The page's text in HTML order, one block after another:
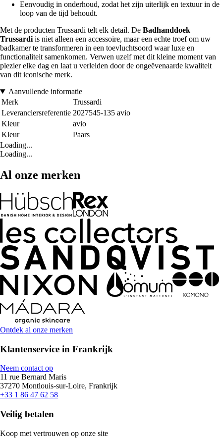
Eenvoudig in onderhoud, zodat het zijn uiterlijk en textuur in de
loop van de tijd behoudt.
Met de producten Trussardi telt elk detail. De Badhanddoek
Trussardi is niet alleen een accessoire, maar een echte troef om uw
badkamer te transformeren in een toevluchtsoord waar luxe en
functionaliteit samenkomen. Verwen uzelf met dit kleine moment van
plezier elke dag en laat u verleiden door de ongeëvenaarde kwaliteit
van dit iconische merk.
Aanvullende informatie
Merk
Trussardi
Leveranciersreferentie 2027545-135 avio
Kleur
avio
Kleur
Paars
Loading...
Loading...
Al onze merken
Ontdek al onze merken
Klantenservice in Frankrijk
Neem contact op
11 rue Bernard Maris
37270 Montlouis-sur-Loire, Frankrijk
+33 1 86 47 62 58
Veilig betalen
Koop met vertrouwen op onze site